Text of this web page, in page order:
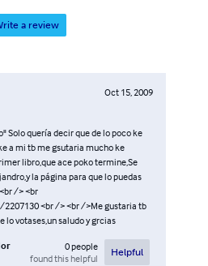
a review
Oct 15, 2009
Solo quería decir que de lo poco ke
a mi tb me gsutaria mucho ke
libro,que ace poko termine,Se
la página para que lo puedas
/> <br
<br /> <br />Me gustaria tb
lo votases,un saludo y grcias
0people
found this helpful
Helpful